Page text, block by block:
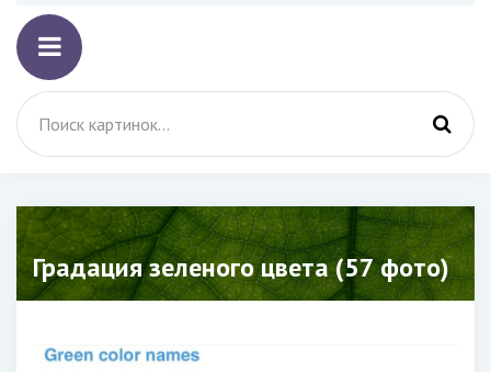
Градация зеленого цвета (57 фото)